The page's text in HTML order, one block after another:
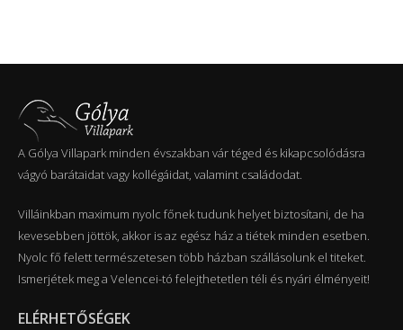
A Gólya Villapark minden évszakban vár téged és kikapcsolódásra
vágyó barátaidat vagy kollégáidat, valamint családodat.
Villáinkban maximum nyolc főnek tudunk helyet biztosítani, de ha
kevesebben jöttök, akkor is az egész ház a tiétek minden esetben.
Nyolc fő felett természetesen több házban szállásolunk el titeket.
Ismerjétek meg a Velencei-tó felejthetetlen téli és nyári élményeit!
ELÉRHETŐSÉGEK